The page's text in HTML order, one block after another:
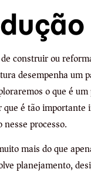
construir ou
desempenha um
o que é
é tão importante
processo.
mais do que
planejamento,